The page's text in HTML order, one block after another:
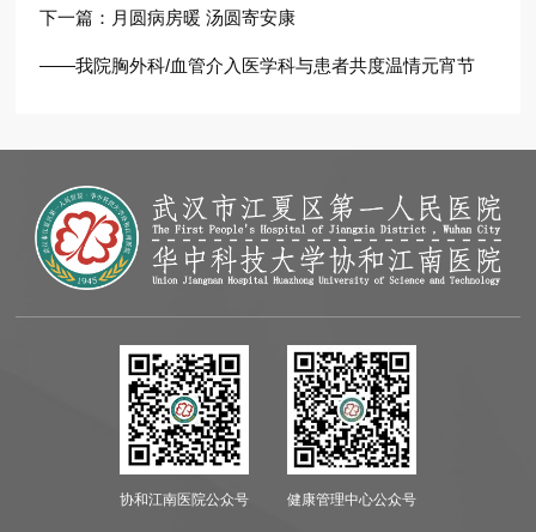
下一篇： 月圆病房暖 汤圆寄安康
——我院胸外科/血管介入医学科与患者共度温情元宵节
协和江南医院公众号 健康管理中心公众号